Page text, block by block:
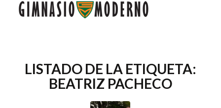
LISTADO DE LA ETIQUETA:
BEATRIZ PACHECO